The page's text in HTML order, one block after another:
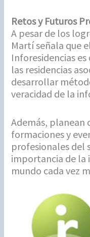
Retos y Futuros
A pesar de los
Martí señala que
Inforesidencias
las residencias
desarrollar
veracidad de la
Además, planean
formaciones y
profesionales del
importancia de la
mundo cada vez